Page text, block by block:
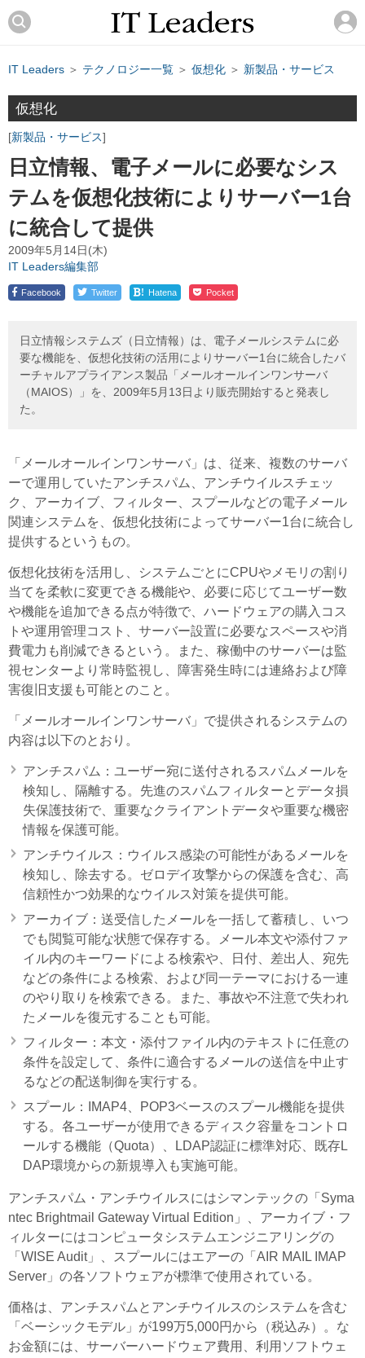
IT Leaders ＞ テクノロジー一覧 ＞ 仮想化 ＞ 新製品・サービス
仮想化
新製品・サービス
日立情報、電子メールに必要なシス
テムを仮想化技術によりサーバー1台
に統合して提供
2009年5月14日(木)
IT Leaders編集部
Facebook Twitter ! Hatena Pocket
日立情報システムズ（日立情報）は、電子メールシステムに必
要な機能を、仮想化技術の活用によりサーバー1台に統合したバ
ーチャルアプライアンス製品「メールオールインワンサーバ
（MAIOS）」を、2009年5月13日より販売開始すると発表し
た。
「メールオールインワンサーバ」は、従来、複数のサーバ
ーで運用していたアンチスパム、アンチウイルスチェッ
ク、アーカイブ、フィルター、スプールなどの電子メール
関連システムを、仮想化技術によってサーバー1台に統合し
提供するというもの。
仮想化技術を活用し、システムごとにCPUやメモリの割り
当てを柔軟に変更できる機能や、必要に応じてユーザー数
や機能を追加できる点が特徴で、ハードウェアの購入コス
トや運用管理コスト、サーバー設置に必要なスペースや消
費電力も削減できるという。また、稼働中のサーバーは監
視センターより常時監視し、障害発生時には連絡および障
害復旧支援も可能とのこと。
「メールオールインワンサーバ」で提供されるシステムの
内容は以下のとおり。
アンチスパム：ユーザー宛に送付されるスパムメールを
検知し、隔離する。先進のスパムフィルターとデータ損
失保護技術で、重要なクライアントデータや重要な機密
情報を保護可能。
アンチウイルス：ウイルス感染の可能性があるメールを
検知し、除去する。ゼロデイ攻撃からの保護を含む、高
信頼性かつ効果的なウイルス対策を提供可能。
アーカイブ：送受信したメールを一括して蓄積し、いつ
でも閲覧可能な状態で保存する。メール本文や添付ファ
イル内のキーワードによる検索や、日付、差出人、宛先
などの条件による検索、および同一テーマにおける一連
のやり取りを検索できる。また、事故や不注意で失われ
たメールを復元することも可能。
フィルター：本文・添付ファイル内のテキストに任意の
条件を設定して、条件に適合するメールの送信を中止す
るなどの配送制御を実行する。
スプール：IMAP4、POP3ベースのスプール機能を提供
する。各ユーザーが使用できるディスク容量をコントロ
ールする機能（Quota）、LDAP認証に標準対応、既存L
DAP環境からの新規導入も実施可能。
アンチスパム・アンチウイルスにはシマンテックの「Syma
ntec Brightmail Gateway Virtual Edition」、アーカイブ・フ
ィルターにはコンピュータシステムエンジニアリングの
「WISE Audit」、スプールにはエアーの「AIR MAIL IMAP
Server」の各ソフトウェアが標準で使用されている。
価格は、アンチスパムとアンチウイルスのシステムを含む
「ベーシックモデル」が199万5,000円から（税込み）。な
お金額には、サーバーハードウェア費用、利用ソフトウェ